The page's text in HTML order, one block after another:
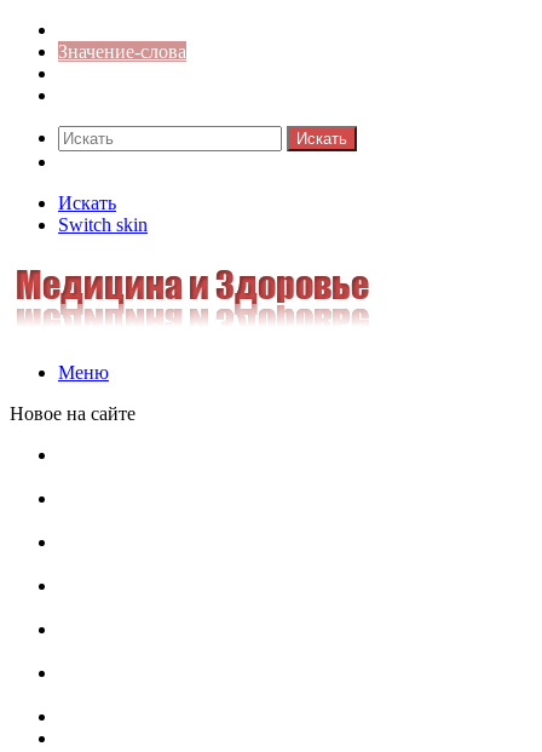
Значение-слова
Искать
Искать
Switch skin
Меню
Новое на сайте